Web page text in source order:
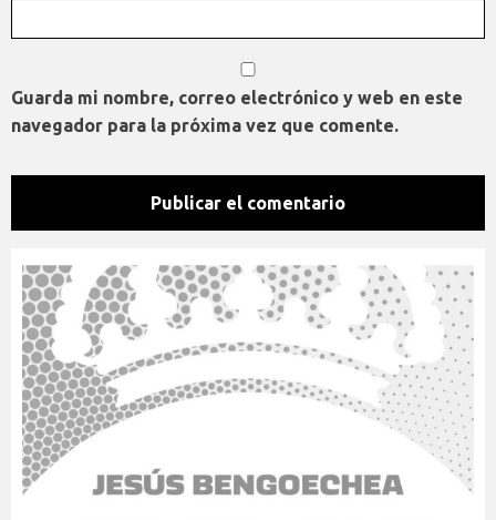
Guarda mi nombre, correo electrónico y web en este
navegador para la próxima vez que comente.